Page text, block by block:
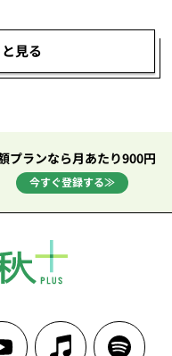
見る
プランなら月あたり900円
今すぐ登録する≫